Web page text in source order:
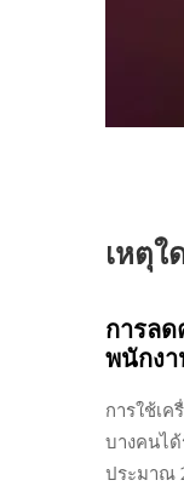
เหตุใ
การล
พนักง
การใช้เ
บางคนไ
ประมาณ